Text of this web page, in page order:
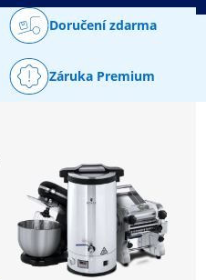
Doručení zdarma
Záruka Premium